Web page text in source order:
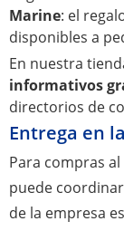
Marine: el
disponibles a
En nuestra
informativos
directorios de
Entrega en
Para compras
puede
de la empresa